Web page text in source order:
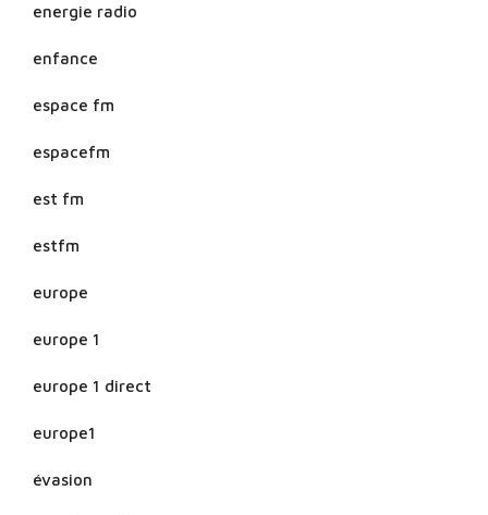
energie radio
enfance
espace fm
espacefm
est fm
estfm
europe
europe 1
europe 1 direct
europe1
évasion